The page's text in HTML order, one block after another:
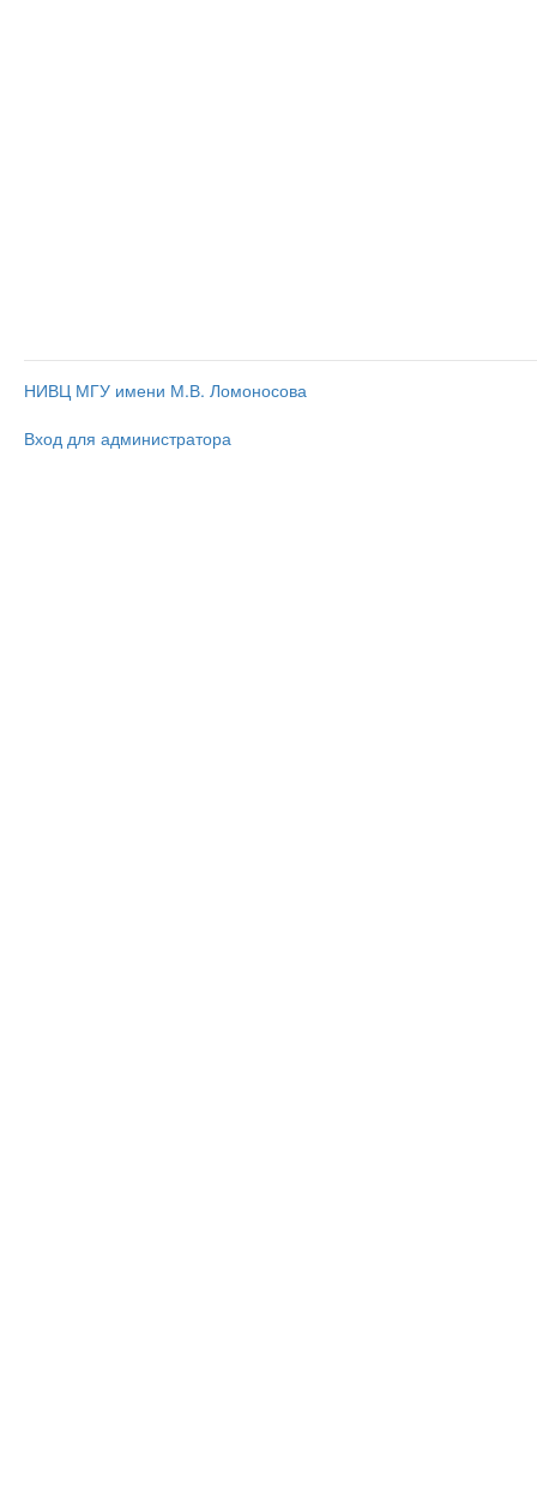
НИВЦ МГУ имени М.В. Ломоносова
Вход для администратора